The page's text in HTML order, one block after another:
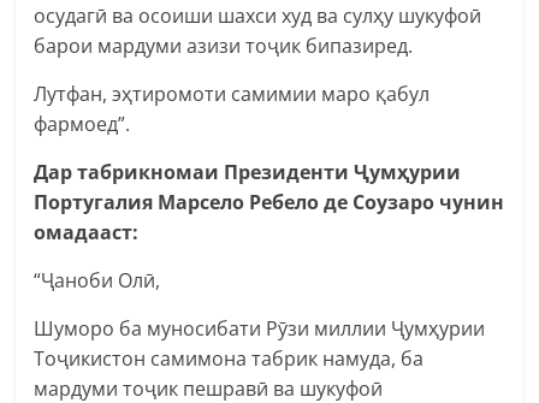
осудагӣ ва осоиши шахси худ ва сулҳу шукуфоӣ
барои мардуми азизи тоҷик бипазиред.
Лутфан, эҳтиромоти самимии маро қабул
фармоед”.
Дар табрикномаи Президенти Ҷумҳурии
Португалия Марсело Ребело де Соузаро чунин
омадааст:
“Ҷаноби Олӣ,
Шуморо ба муносибати Рӯзи миллии Ҷумҳурии
Тоҷикистон самимона табрик намуда, ба
мардуми тоҷик пешравӣ ва шукуфоӣ